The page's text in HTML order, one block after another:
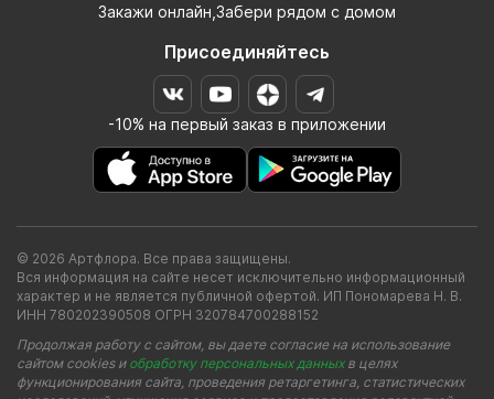
Закажи онлайн,Забери рядом с домом
Присоединяйтесь
-10% на первый заказ в приложении
© 2026 Артфлора. Все права защищены.
Вся информация на сайте несет исключительно информационный
характер и не является публичной офертой. ИП Пономарева Н. В.
ИНН 780202390508 ОГРН 320784700288152
Продолжая работу с сайтом, вы даете согласие на использование
сайтом cookies и обработку персональных данныхв целях
функционирования сайта, проведения ретаргетинга, статистических